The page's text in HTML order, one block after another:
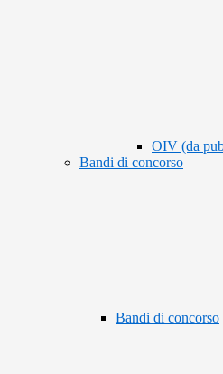
OIV (da
Bandi di concorso
Bandi di concorso